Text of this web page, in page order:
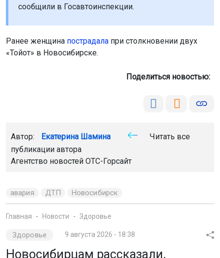
сообщили в Госавтоинспекции.
Ранее женщина пострадала при столкновении двух
«Тойот» в Новосибирске.
Поделиться новостью:
Автор: Екатерина Шамина
Читать все
публикации автора
Агентство новостей ОТС-Горсайт
авария ДТП Новосибирск
Главная Новости Здоровье
Здоровье 9 августа 2026 - 18:38
Новосибирцам рассказали,